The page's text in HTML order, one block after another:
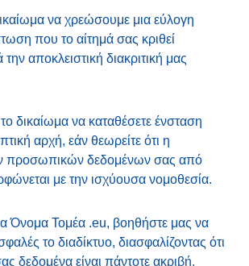
να χρεώσουμε μια εύλογη
που το αίτημά σας κριθεί
αποκλειστική διακριτική μας
δικαίωμα να καταθέσετε ένσταση
αρχή, εάν θεωρείτε ότι η
προσωπικών δεδομένων σας από
με την ισχύουσα νομοθεσία.
Όνομα Τομέα .eu, βοηθήστε μας να
το διαδίκτυο, διασφαλίζοντας ότι
δεδομένα είναι πάντοτε ακριβή,